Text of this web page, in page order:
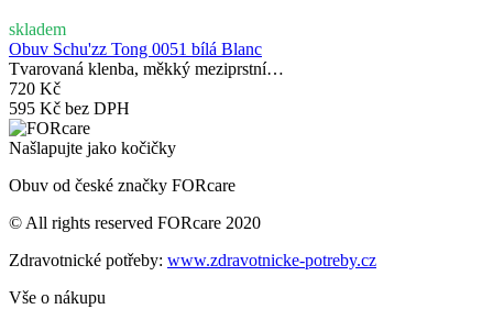
skladem
Obuv Schu'zz Tong 0051 bílá Blanc
Tvarovaná klenba, měkký meziprstní…
720 Kč
595 Kč bez DPH
Našlapujte jako kočičky
Obuv od české značky FORcare
© All rights reserved FORcare 2020
Zdravotnické potřeby: www.zdravotnicke-potreby.cz
Vše o nákupu